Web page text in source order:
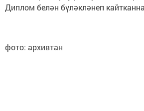
Диплом белән бүләкләнеп
фото: архивтан